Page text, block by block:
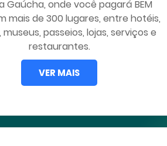
Gaúcha, onde você pagará BEM
mais de 300 lugares, entre hotéis,
passeios, lojas, serviços e
restaurantes.
VER MAIS